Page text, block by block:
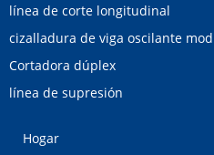
línea de corte longitudinal
cizalladura de viga oscilante
Cortadora dúplex
línea de supresión
Hogar